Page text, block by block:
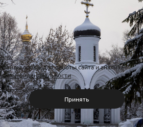
файлы cookie для работы сайта и анализа
конфиденциальности
Принять